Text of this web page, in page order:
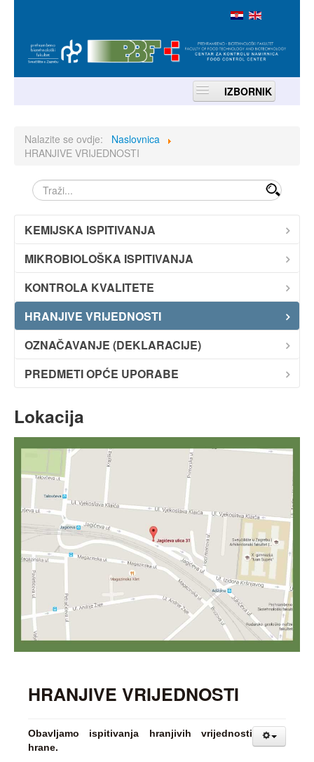
IZBORNIK
O nama
Djelatnost
Akreditacija
Kontakti
Lokacija
Dokumenti
Nalazite se ovdje:
Naslovnica
HRANJIVE VRIJEDNOSTI
pretraga
KEMIJSKA ISPITIVANJA
MIKROBIOLOŠKA ISPITIVANJA
KONTROLA KVALITETE
HRANJIVE VRIJEDNOSTI
OZNAČAVANJE (DEKLARACIJE)
PREDMETI OPĆE UPORABE
Lokacija
HRANJIVE VRIJEDNOSTI
Obavljamo ispitivanja hranjivih vrijednosti
hrane.